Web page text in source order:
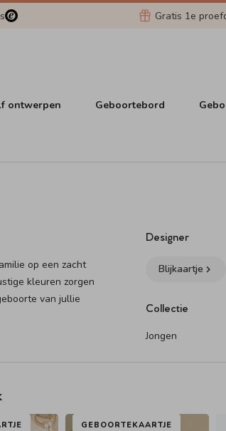
Gratis 1e
ontwerpen Geboortebord
op een zacht
kleuren zorgen
van jullie
Designer
Blijkaartje
Collectie
Jongen
GEBOORTEKAARTJE